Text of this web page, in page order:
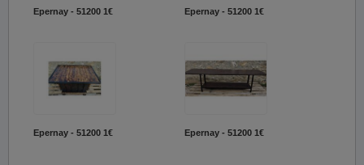
Epernay - 51200 1€ Epernay - 51200 1€
Epernay - 51200 1€ Epernay - 51200 1€